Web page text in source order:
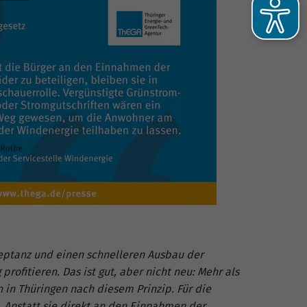
und einen schnelleren Ausbau der
Das ist gut, aber nicht neu: Mehr als
in Thüringen nach diesem Prinzip. Für die